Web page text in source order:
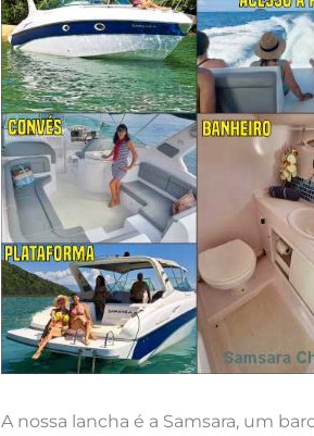
A nossa lancha é a Samsara, um